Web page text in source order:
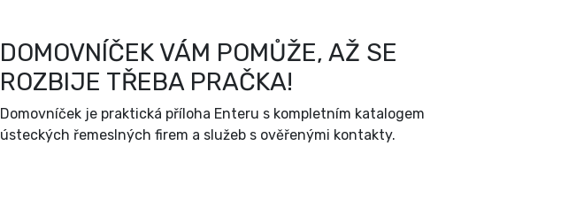
DOMOVNÍČEK VÁM POMŮŽE, AŽ SE
ROZBIJE TŘEBA PRAČKA!
Domovníček je praktická příloha Enteru s kompletním katalogem
ústeckých řemeslných firem a služeb s ověřenými kontakty.